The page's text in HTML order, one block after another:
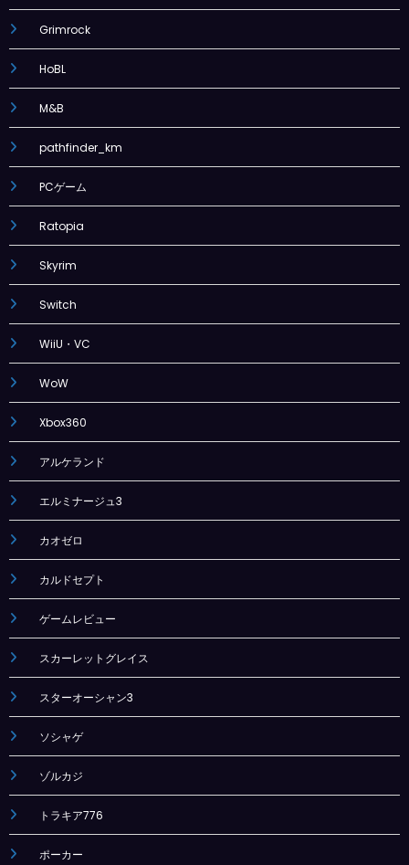
Grimrock
HoBL
M&B
pathfinder_km
PCゲーム
Ratopia
Skyrim
Switch
WiiU・VC
WoW
Xbox360
アルケランド
エルミナージュ3
カオゼロ
カルドセプト
ゲームレビュー
スカーレットグレイス
スターオーシャン3
ソシャゲ
ゾルカジ
トラキア776
ポーカー